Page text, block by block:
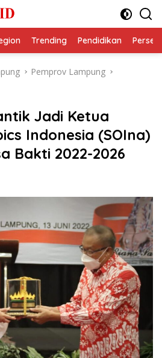
Trending Pendidikan
Pemprov Lampung
Jadi Ketua
Indonesia (SOIna)
Bakti 2022-2026